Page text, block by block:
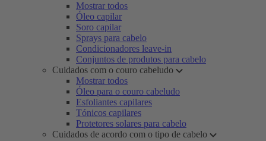
Mostrar todos
Óleo capilar
Soro capilar
Sprays para cabelo
Condicionadores leave-in
Conjuntos de produtos para cabelo
Cuidados com o couro cabeludo
Mostrar todos
Óleo para o couro cabeludo
Esfoliantes capilares
Tónicos capilares
Protetores solares para cabelo
Cuidados de acordo com o tipo de cabelo